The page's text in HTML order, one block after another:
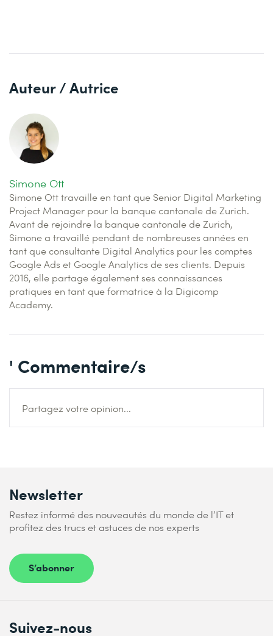
Auteur / Autrice
Simone Ott
Simone Ott travaille en tant que Senior Digital Marketing
Project Manager pour la banque cantonale de Zurich.
Avant de rejoindre la banque cantonale de Zurich,
Simone a travaillé pendant de nombreuses années en
tant que consultante Digital Analytics pour les comptes
Google Ads et Google Analytics de ses clients. Depuis
2016, elle partage également ses connaissances
pratiques en tant que formatrice à la Digicomp
Academy.
' Commentaire/s
Partagez votre opinion...
Newsletter
Restez informé des nouveautés du monde de l’IT et
profitez des trucs et astuces de nos experts
S’abonner
Suivez-nous